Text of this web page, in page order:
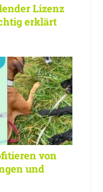
Lizenz
erklärt
von
und